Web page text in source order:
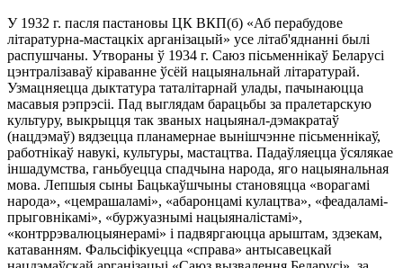
У 1932 г. пасля пастановы ЦК ВКП(б) «Аб перабудове
літаратурна-мастацкіх арганізацый» усе літаб'яднанні былі
распушчаны. Утвораны ў 1934 г. Саюз пісьменнікаў Беларусі
цэнтралізаваў кіраванне ўсёй нацыянальнай літаратурай.
Узмацняецца дыктатура таталітарнай улады, пачынаюцца
масавыя рэпрэсіі. Пад выглядам барацьбы за пралетарскую
культуру, выкрыцця так званых нацыянал-дэмакратаў
(нацдэмаў) вядзецца планамернае вынішчэнне пісьменнікаў,
работнікаў навукі, культуры, мастацтва. Падаўляецца ўсялякае
іншадумства, ганьбуецца спадчына народа, яго нацыянальная
мова. Лепшыя сыны Бацькаўшчыны становяцца «ворагамі
народа», «цемрашаламі», «абаронцамі кулацтва», «феадаламі-
прыговнікамі», «буржуазнымі нацыяналістамі»,
«контррэвалюцыянерамі» і падвяргаюцца арыштам, здзекам,
катаванням. Фальсіфікуецца «справа» антысавецкай